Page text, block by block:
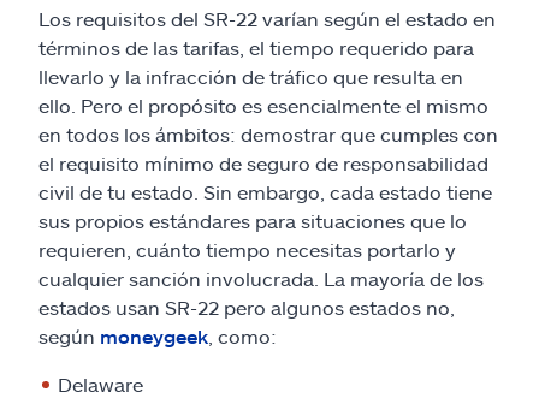
Los requisitos del SR-22 varían según el estado en
términos de las tarifas, el tiempo requerido para
llevarlo y la infracción de tráfico que resulta en
ello. Pero el propósito es esencialmente el mismo
en todos los ámbitos: demostrar que cumples con
el requisito mínimo de seguro de responsabilidad
civil de tu estado. Sin embargo, cada estado tiene
sus propios estándares para situaciones que lo
requieren, cuánto tiempo necesitas portarlo y
cualquier sanción involucrada. La mayoría de los
estados usan SR-22 pero algunos estados no,
según moneygeek , como:
Delaware